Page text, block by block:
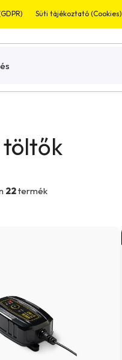
Süti tájékoztató (Cookies)
töltők
22termék